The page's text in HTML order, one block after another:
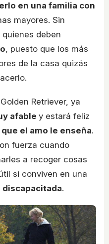
en una familia con
mayores. Sin
deben
, puesto que los más
de la casa quizás
Retriever, ya
afable y estará feliz
el amo le enseña.
fuerza cuando
a recoger cosas
si conviven en una
discapacitada.